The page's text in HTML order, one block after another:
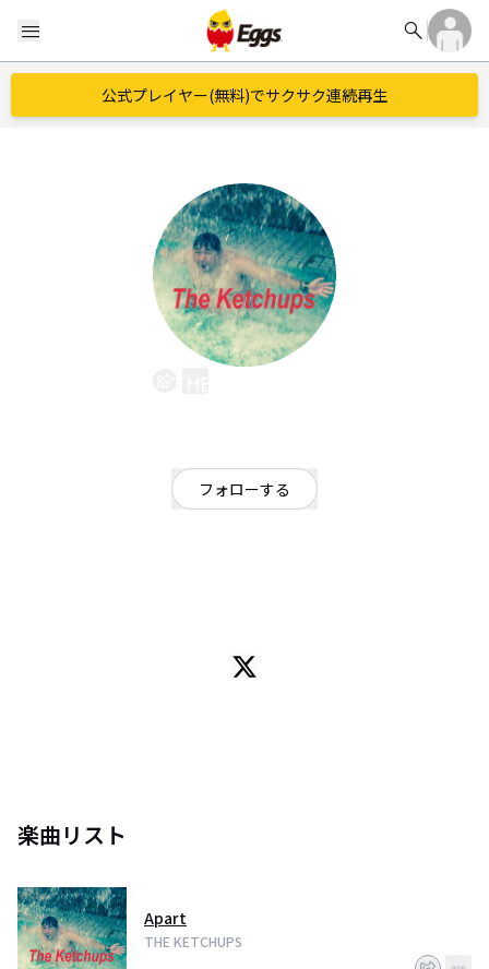
menu search
公式プレイヤー(無料)でサクサク連続再生
フォローする
楽曲リスト
Apart
THE KETCHUPS